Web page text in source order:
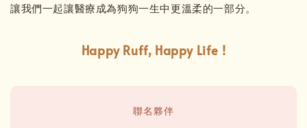
讓我們一起讓醫療成為狗狗一生中更溫柔的一部分。
Happy Ruff, Happy Life !
聯名夥伴